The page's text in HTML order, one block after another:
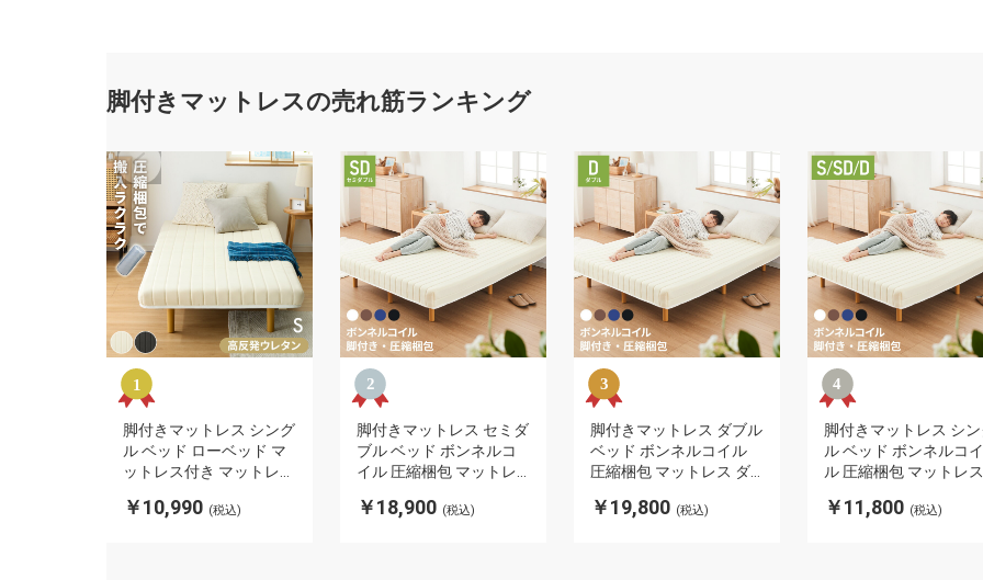
脚付きマットレスの売れ筋ランキング
脚付きマットレス シング
ル ベッド ローベッド マ
ットレス付き マットレス
マットレス マットレスベ
￥10,990 (税込)
脚付きマットレス セミダ
ブル ベッド ボンネルコ
イル 圧縮梱包 マットレ
付き 体圧分散 ボンネル
￥18,900 (税込)
脚付きマットレス ダブル
ベッド ボンネルコイル
圧縮梱包 マットレス ダ
分散 ボンネルコイルマッ
￥19,800 (税込)
脚付きマットレス シ
ル ベッド ボンネルコイ
ル 圧縮梱包 マットレス
体圧分散 ボンネルコ
￥11,800 (税込)